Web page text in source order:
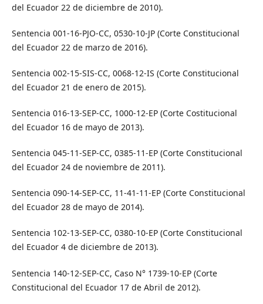
del Ecuador 22 de diciembre de 2010).
Sentencia 001-16-PJO-CC, 0530-10-JP (Corte Constitucional
del Ecuador 22 de marzo de 2016).
Sentencia 002-15-SIS-CC, 0068-12-IS (Corte Constitucional
del Ecuador 21 de enero de 2015).
Sentencia 016-13-SEP-CC, 1000-12-EP (Corte Costitucional
del Ecuador 16 de mayo de 2013).
Sentencia 045-11-SEP-CC, 0385-11-EP (Corte Constitucional
del Ecuador 24 de noviembre de 2011).
Sentencia 090-14-SEP-CC, 11-41-11-EP (Corte Constitucional
del Ecuador 28 de mayo de 2014).
Sentencia 102-13-SEP-CC, 0380-10-EP (Corte Constitucional
del Ecuador 4 de diciembre de 2013).
Sentencia 140-12-SEP-CC, Caso N° 1739-10-EP (Corte
Constitucional del Ecuador 17 de Abril de 2012).